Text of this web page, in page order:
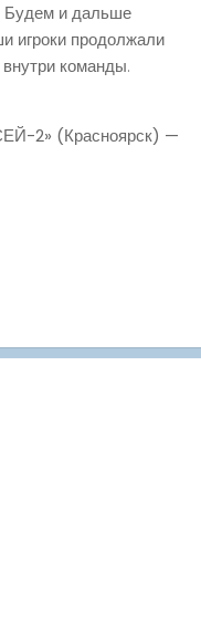
Будем и дальше
игроки продолжали
команды.
2» (Красноярск) —